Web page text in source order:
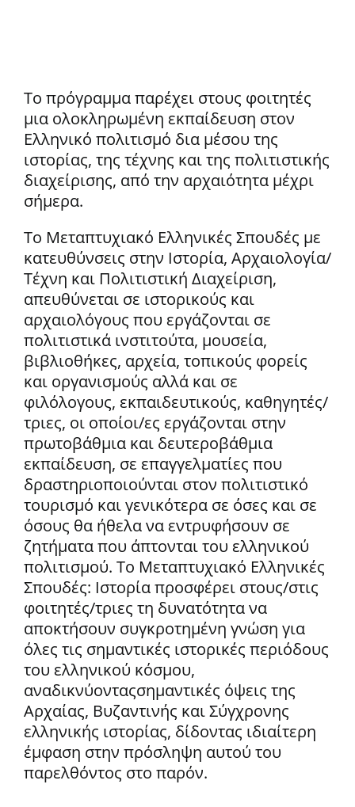
Το πρόγραμμα παρέχει στους φοιτητές
μια ολοκληρωμένη εκπαίδευση στον
Ελληνικό πολιτισμό δια μέσου της
ιστορίας, της τέχνης και της πολιτιστικής
διαχείρισης, από την αρχαιότητα μέχρι
σήμερα.
Το Μεταπτυχιακό Ελληνικές Σπουδές με
κατευθύνσεις στην Ιστορία, Αρχαιολογία/
Τέχνη και Πολιτιστική Διαχείριση,
απευθύνεται σε ιστορικούς και
αρχαιολόγους που εργάζονται σε
πολιτιστικά ινστιτούτα, μουσεία,
βιβλιοθήκες, αρχεία, τοπικούς φορείς
και οργανισμούς αλλά και σε
φιλόλογους, εκπαιδευτικούς, καθηγητές/
τριες, οι οποίοι/ες εργάζονται στην
πρωτοβάθμια και δευτεροβάθμια
εκπαίδευση, σε επαγγελματίες που
δραστηριοποιούνται στον πολιτιστικό
τουρισμό και γενικότερα σε όσες και σε
όσους θα ήθελα να εντρυφήσουν σε
ζητήματα που άπτονται του ελληνικού
πολιτισμού. Το Μεταπτυχιακό Ελληνικές
Σπουδές: Ιστορία προσφέρει στους/στις
φοιτητές/τριες τη δυνατότητα να
αποκτήσουν συγκροτημένη γνώση για
όλες τις σημαντικές ιστορικές περιόδους
του ελληνικού κόσμου,
αναδικνύονταςσημαντικές όψεις της
Αρχαίας, Βυζαντινής και Σύγχρονης
ελληνικής ιστορίας, δίδοντας ιδιαίτερη
έμφαση στην πρόσληψη αυτού του
παρελθόντος στο παρόν.